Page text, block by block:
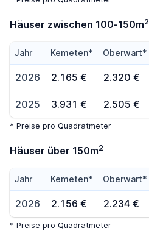
Häuser zwischen 100-150m2
Jahr Kemeten* Oberwart*
2026 2.165 € 2.320 €
2025 3.931 € 2.505 €
* Preise pro Quadratmeter
Häuser über 150m2
Jahr Kemeten* Oberwart*
2026 2.156 € 2.234 €
* Preise pro Quadratmeter